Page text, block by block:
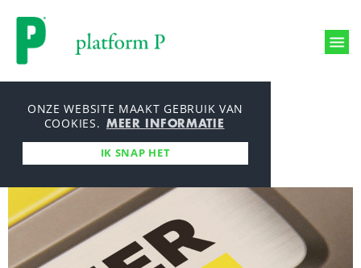
ONZE WEBSITE MAAKT GEBRUIK VAN
COOKIES. MEER INFORMATIE
IK SNAP HET
Productieproces
Producties
Over ons
Werken bij
Aanleverspecificaties